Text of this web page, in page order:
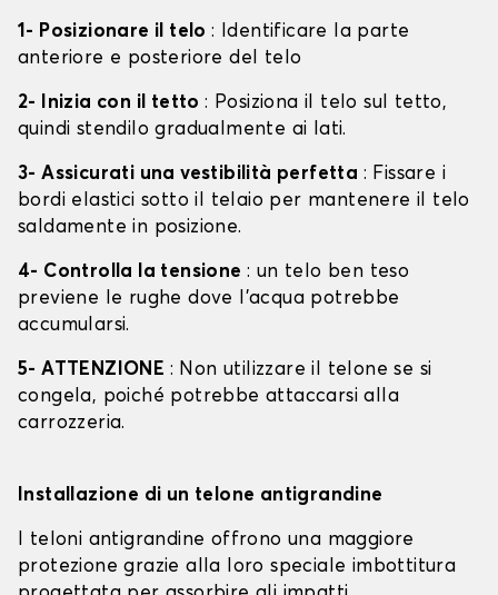
1- Posizionare il telo: Identificare la parte
anteriore e posteriore del telo
2- Inizia con il tetto: Posiziona il telo sul tetto,
quindi stendilo gradualmente ai lati.
3- Assicurati una vestibilità perfetta : Fissare i
bordi elastici sotto il telaio per mantenere il telo
saldamente in posizione.
4- Controlla la tensione : un telo ben teso
previene le rughe dove l'acqua potrebbe
accumularsi.
5- ATTENZIONE : Non utilizzare il telone se si
congela, poiché potrebbe attaccarsi alla
carrozzeria.
Installazione di un telone antigrandine
I teloni antigrandine offrono una maggiore
protezione grazie alla loro speciale imbottitura